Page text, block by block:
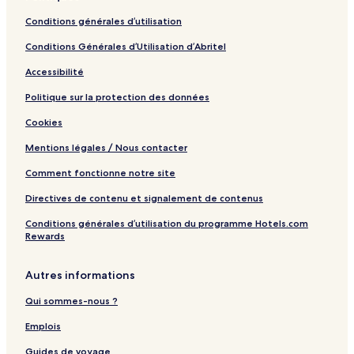
Conditions générales d’utilisation
Conditions Générales d’Utilisation d’Abritel
Accessibilité
Politique sur la protection des données
Cookies
Mentions légales / Nous contacter
Comment fonctionne notre site
Directives de contenu et signalement de contenus
Conditions générales d’utilisation du programme Hotels.com
Rewards
Autres informations
Qui sommes-nous ?
Emplois
Guides de voyage